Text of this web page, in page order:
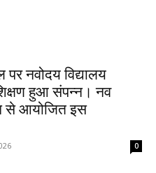
नवोदय विद्यालय
हुआ संपन्न। नव
आयोजित इस
0